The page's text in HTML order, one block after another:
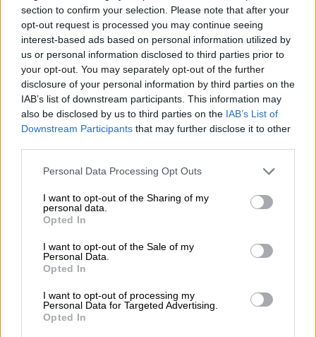
section to confirm your selection. Please note that after your
opt-out request is processed you may continue seeing
interest-based ads based on personal information utilized by
us or personal information disclosed to third parties prior to
your opt-out. You may separately opt-out of the further
disclosure of your personal information by third parties on the
IAB’s list of downstream participants. This information may
also be disclosed by us to third parties on the IAB’s List of
Downstream Participants that may further disclose it to other
Personal Data Processing Opt Outs
I want to opt-out of the Sharing of my
personal data.
Opted In
I want to opt-out of the Sale of my
Personal Data.
Opted In
I want to opt-out of processing my
Personal Data for Targeted Advertising.
Opted In
Porter en Stout | Donker en zwart bier | Meergranenbier | Fruit-,
kruiden- en specerijenbieren
bounty hunter - imperial stout
Two Chefs Brewing
€ 4,59
EINWEG
0,33 L KAN - € 13,91 / LTR
Uitverkocht